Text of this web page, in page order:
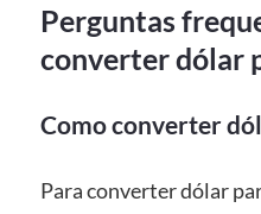
Perguntas
converter dólar
Como converter
Para converter dólar